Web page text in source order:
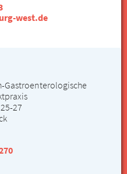
west.de
Gastroenterologische
27